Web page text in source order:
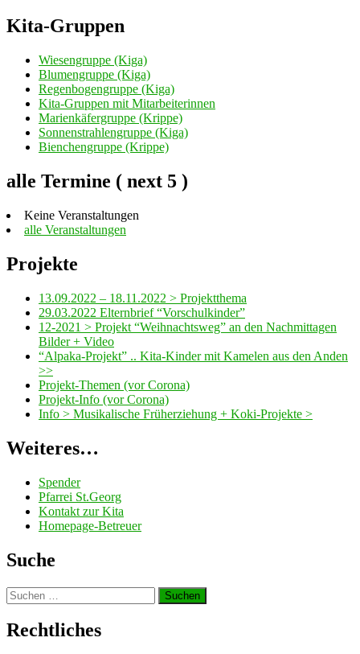
Kita-Gruppen
Wiesengruppe (Kiga)
Blumengruppe (Kiga)
Regenbogengruppe (Kiga)
Kita-Gruppen mit Mitarbeiterinnen
Marienkäfergruppe (Krippe)
Sonnenstrahlengruppe (Kiga)
Bienchengruppe (Krippe)
alle Termine ( next 5 )
Keine Veranstaltungen
alle Veranstaltungen
Projekte
13.09.2022 – 18.11.2022 > Projektthema
29.03.2022 Elternbrief “Vorschulkinder”
12-2021 > Projekt “Weihnachtsweg” an den Nachmittagen
Bilder + Video
“Alpaka-Projekt” .. Kita-Kinder mit Kamelen aus den Anden
>>
Projekt-Themen (vor Corona)
Projekt-Info (vor Corona)
Info > Musikalische Früherziehung + Koki-Projekte >
Weiteres…
Spender
Pfarrei St.Georg
Kontakt zur Kita
Homepage-Betreuer
Suche
Suchen
nach:
Rechtliches